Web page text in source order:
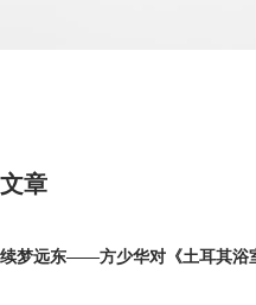
文章
续梦远东——方少华对《土耳其浴